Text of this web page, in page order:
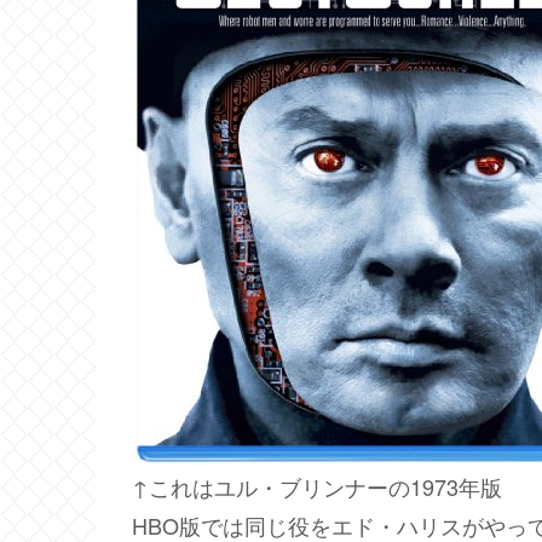
↑これはユル・ブリンナーの1973年版
HBO版では同じ役をエド・ハリスがやっ